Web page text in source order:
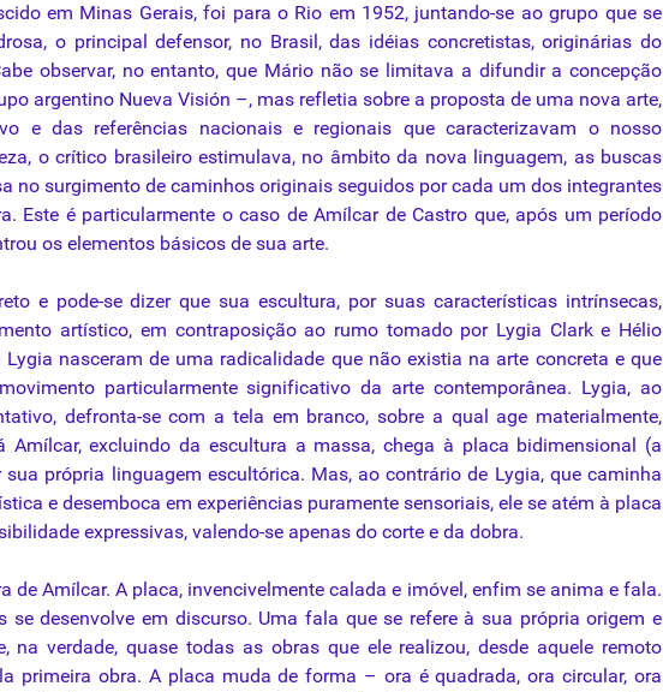
em Minas Gerais, foi para o Rio em 1952, juntando-se ao grupo que se
o principal defensor, no Brasil, das idéias concretistas, originárias do
observar, no entanto, que Mário não se limitava a difundir a concepção
argentino Nueva Visión –, mas refletia sobre a proposta de uma nova arte,
e das referências nacionais e regionais que caracterizavam o nosso
o crítico brasileiro estimulava, no âmbito da nova linguagem, as buscas
no surgimento de caminhos originais seguidos por cada um dos integrantes
Este é particularmente o caso de Amílcar de Castro que, após um período
os elementos básicos de sua arte.
e pode-se dizer que sua escultura, por suas características intrínsecas,
artístico, em contraposição ao rumo tomado por Lygia Clark e Hélio
nasceram de uma radicalidade que não existia na arte concreta e que
particularmente significativo da arte contemporânea. Lygia, ao
defronta-se com a tela em branco, sobre a qual age materialmente,
Amílcar, excluindo da escultura a massa, chega à placa bidimensional (a
própria linguagem escultórica. Mas, ao contrário de Lygia, que caminha
e desemboca em experiências puramente sensoriais, ele se atém à placa
expressivas, valendo-se apenas do corte e da dobra.
de Amílcar. A placa, invencivelmente calada e imóvel, enfim se anima e fala.
desenvolve em discurso. Uma fala que se refere à sua própria origem e
na verdade, quase todas as obras que ele realizou, desde aquele remoto
primeira obra. A placa muda de forma – ora é quadrada, ora circular, ora